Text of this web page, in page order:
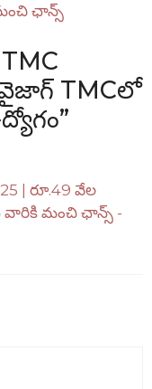
ఛాన్స్
వైజాగ్ TMCలో
| రూ.49 వేల
వారికి మంచి ఛాన్స్ -